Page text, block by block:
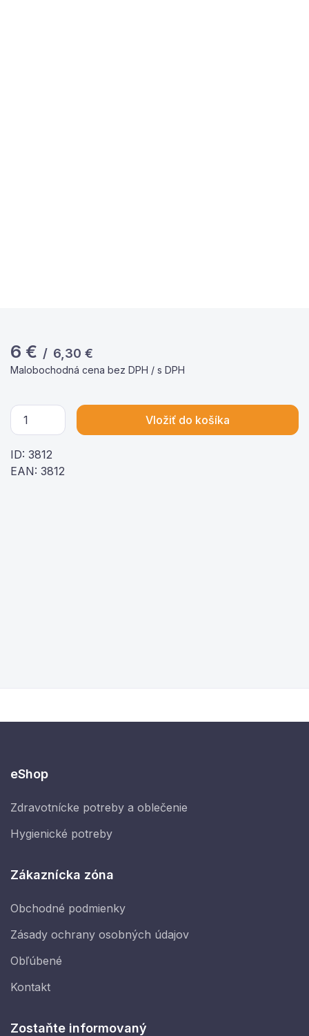
6 € / 6,30 €
Malobochodná cena bez DPH / s DPH
Vložiť do košíka
ID: 3812
EAN: 3812
eShop
Zdravotnícke potreby a oblečenie
Hygienické potreby
Zákaznícka zóna
Obchodné podmienky
Zásady ochrany osobných údajov
Obľúbené
Kontakt
Zostaňte informovaný